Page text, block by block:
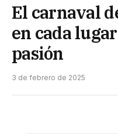
El carnaval
en cada
pasión
3 de febrero de 2025